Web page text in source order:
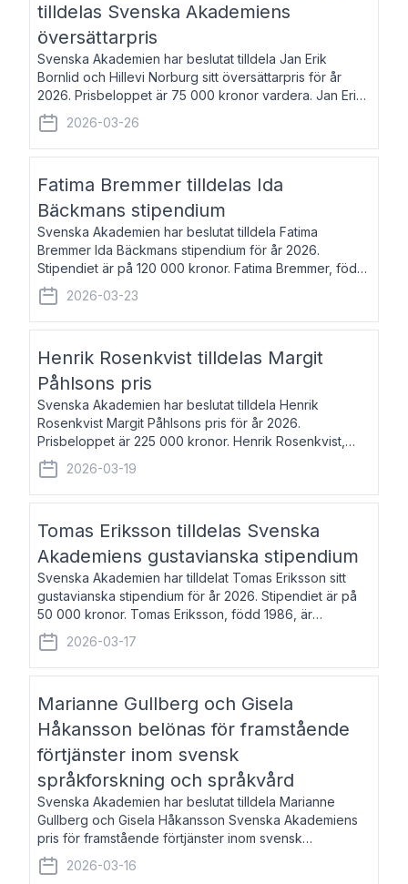
tilldelas Svenska Akademiens
översättarpris
Svenska Akademien har beslutat tilldela Jan Erik
Bornlid och Hillevi Norburg sitt översättarpris för år
2026. Prisbeloppet är 75 000 kronor vardera. Jan Erik
Bornlid, född 1947, är översättare från tyska. Han är
främst känd för sina översät
2026-03-26
Fatima Bremmer tilldelas Ida
Bäckmans stipendium
Svenska Akademien har beslutat tilldela Fatima
Bremmer Ida Bäckmans stipendium för år 2026.
Stipendiet är på 120 000 kronor. Fatima Bremmer, född
1977, är journalist och författare. Hon utkom i fjol med
boken Ligan. Klarakvarterens blodsyst
2026-03-23
Henrik Rosenkvist tilldelas Margit
Påhlsons pris
Svenska Akademien har beslutat tilldela Henrik
Rosenkvist Margit Påhlsons pris för år 2026.
Prisbeloppet är 225 000 kronor. Henrik Rosenkvist,
född 1965, är professor i nordiska språk vid Göteborgs
universitet. Han disputerade 2004 på avhan
2026-03-19
Tomas Eriksson tilldelas Svenska
Akademiens gustavianska stipendium
Svenska Akademien har tilldelat Tomas Eriksson sitt
gustavianska stipendium för år 2026. Stipendiet är på
50 000 kronor. Tomas Eriksson, född 1986, är
projektledare inom marknadsföring och författare och
utkom i fjol med boken Syndabocken.
2026-03-17
Marianne Gullberg och Gisela
Håkansson belönas för framstående
förtjänster inom svensk
språkforskning och språkvård
Svenska Akademien har beslutat tilldela Marianne
Gullberg och Gisela Håkansson Svenska Akademiens
pris för framstående förtjänster inom svensk
språkforskning och språkvård till minne av Carl Gabriel
och Karin Forsberg för år 2026. Prissumma
2026-03-16